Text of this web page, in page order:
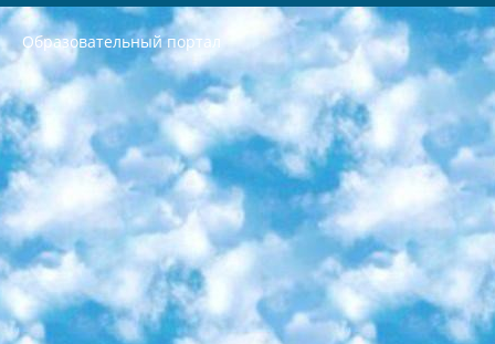
Образовательный портал
РЕСПУБЛИКА УЗБЕКИСТАН МИНИСТРЕРСТВО ДОШКОЛЬНОГО И ШКОЛЬНОГО ОБРАЗОВАНИЯ КОМАНДА в общеобразовательных учреждениях в 2023-2024 учебном году организация и проведение итоговой государственной аттестации обучающихся о Министра дошкольного и школьного образования Республики Узбекистан от 4 марта 2008 года (постановлением Минюста от 20 марта 2008 года № 1778 государственной регистрации) «Итоговое состояние учащихся общего среднего образования на основании положения об утверждении положения об аттестации общего среднего образования выпускной экзамен студентов в образовательных учреждениях в 2023-2024 учебном году В целях организации и прохождения аттестации приказываю: 1. Следующее: перечень предметов, по которым будет проводиться итоговая государственная аттестация и экзамен формы перевода согласно приложению 1; сертификаты международного образца, оценивающие уровень владения иностранными языками перечень согласно приложению 2; 2. Педагогический при специализированных образовательных учреждениях. научно-практический центр квалификации и международной оценки (Д.Давидова) 2024 г. До 25 марта: задания по предметам, по которым будет проводиться итоговая аттестация разработка и утверждение технических условий; итоговая аттестация на основании разработанного предметного задания разработка вопросов по предметам (устно и письменно), экзамен передача; общеобразовательные средние школы и специальные учебные заведения учащиеся выпускных классов школ и интернатов в агентской системе подготовка базы данных экзаменационных материалов и критериев оценки; перевод базы экзаменационных материалов на все языки обучения подать в Республиканский образовательный центр для изготовления; варианты экзаменов на основе разработанных контрольных материалов пусть будут поставлены задачи формирования. 3. Республиканский образовательный центр (Ш.Худайкулов) до 5 апреля 2024 года. до: база данных предоставленных экзаменационных материалов на все языки обучения перевод и экспертиза; для слепых, слабовидящих, глухих, слабослышащих и умственно отсталых детей учащиеся выпускных классов специализированных школ и школ-интернатов база данных экзаменационных материалов на всех преподаваемых языках подготовка критериев оценки; специализированные школы для умственно отсталых детей и технологии для учащихся выпускных классов школ-интернатов разработка соответствующих рекомендаций и критериев проведения ЕГЭ по естествознанию давать задания. 4. Педагогический при специализированных образовательных учреждениях. Научно-практический центр навыков и международной оценки (Д.Давидова), Республика образовательный центр (Худайкулов Ш.) итоговый государственный аттестационный экзамен ориентирован на творческое и логическое мышление при подготовке базы материалов учитывать введение заданий. 5. Следует отметить, что: сертификат государственного образца о знании общеобразовательного предмета и как минимум национальный уровень B1 по предметам на иностранных языках, указанным в Приложении 2. или международно признанный сертификат эквивалентного уровня студенты, изучающие определенный предмет, освобождаются от экзамена; по соответствующим предметам запланирована итоговая государственная аттестация за день до дня, путем жеребьевки Рабочей группой (в письменной форме по предметам, проводимым в форме) из числа сформированных вариантов выбрано 2 варианта; 2 выбранных варианта экзамена анонсированы на официальном сайте министерства и все выпускники по всей стране на основе этих вариантов проводит итоговую государственную аттестацию. 6. Государственное образование учащихся средних общеобразовательных учреждений. знания в соответствии с квалификационными требованиями, которые необходимо приобрести на основании стандартов итоговый (выпускной) контроль для 9 и 11 классов в целях тестирования Экзамены (далее – экзамены) состоят из предметов, перечисленных в приложении 1. будет сделано. 7. Экзамены пройдут с 26 мая по 15 июня 2024 г. (кроме науки физического воспитания). 8. Физическая для учащихся 9 классов общесредних образовательных учреждений. Экзамены по предмету «Образование, квалификация медицина» 1-6 мая 2024 года. сотрудники перевести под присмотр (с отклонениями в физическом или умственном развитии) специализированная школа для детей, школы-интернаты и со сколиозом школы-интернаты санаторного типа для больных детей исключены). 9. Он был слепым, слабовидящим и имел нарушения опорно-двигательного аппарата. экзамены в специализированных школах и интернатах для детей должны проводиться исходя из требований, предъявляемых к общеобразовательным учреждениям (физкультура кроме науки). 10. Специализированная школа для глухих и слабослышащих детей. и экзамены в интернатах и быть реализован в виде письменного теста по математике. 11. Специальность для умственно отсталых детей. Для 9 класса Родной язык и литературное письмо Государственный язык (язык обучения – узбекский). для неклассов) написано Математическое письмо Письменная/устная история Узбекистана Физическое воспитание практично Итоговый контроль Для 11 класса Написание родного языка и литературы (эссе) Математическое письмо Узбекский язык (обучение на узбекском языке) не посещающее общее среднее образование для учреждений)/Образовательное учреждение выбор письменный и устный Иностранный язык письменный/устный Письменная/устная история Узбекистана *По выбору студента:  Химия  Физика  Основы государственного права  География 10 бесплатных образовательных ресурсов - Мы составили подборку онлайн-проектов с интерактивными упражнениями, видеолекциями и статьями. Они помогут вам обрести новые и освежить старые знания бесплатно. 1. «ИНТУИТ» Старейшая образовательная площадка Рунета. Здесь вы найдёте сотни текстовых и видеокурсов на десятки различных тем — от программирования до психологии. Многие курсы подготовлены российскими университетами и крупными международными компаниями вроде Intel и Microsoft. Самостоятельное обучение бесплатное, но желающие могут оплатить услуги персональных наставников. 2. «Смартия» знакомит с актуальными профессиями и подсказывает, как им обучаться. Выбрав заинтересовавшую вас специальность — SMM-специалист, фотограф, веб-дизайнер или другую, — увидите список необходимых для неё умений. Чтобы вы могли освоить их самостоятельно, для каждого умения площадка отображает подборку ссылок на учебные материалы. Хотя «Смартия» ориентируется на русскоязычную аудиторию, часть контента всё же доступна только на английском. 3. «Лекторий Физтеха» Проект Московского физико-технического института (Физтеха). С его помощью вы можете смотреть онлайн серии лекций, записанные на видео в этом вузе. В числе доступных предметов — физика, биология, химия, информационные технологии и другие. К некоторым лекциям администрация ресурса прилагает готовые конспекты, которые можно скачивать в PDF-формате. 4. ITMOcourses Онлайн-площадка Санкт-Петербургского национального исследовательского университета информационных технологий, механики и оптики (ИТМО). Ресурс предоставляет свободный доступ к курсам, разработанным в этом вузе. Каталог материалов разбит на четыре категории: «Оптические системы и технологии», «Приборостроение и робототехника», «Информационные технологии» и «Биотехнологии». Курсы состоят из видеолекций, интерактивных демонстраций и заданий. 5. «КиберЛенинка» Электронная научная библиотека открытого доступа. Каталог площадки регулярно обрастает текстами статей из различных научных изданий. Сгруппированные по журналам и рубрикам публикации можно читать онлайн или скачивать целиком в PDF-формате. Проект нацелен на популяризацию науки за счёт открытого доступа к качественной информации. 6. «ПостНаука» На этом ресурсе публикуют подборки видеолекций, составленные экспертами из разных отраслей и объединённые общими темами. Среди них, к примеру, есть серии «Биоинформатика и геномика», «Культура средневековой Скандинавии» и Cinema Studies о теории кино. Каждая подборка лекций — логически связанная история, рассказанная экспертом от первого лица. Кроме того, на сайте появляются научно-образовательные статьи и тесты на разные темы. 7. «Newочём» Команда проекта «Newочём» отбирает самые интересные тексты из англоязычных СМИ и переводит те из них, за которые голосуют участники сообщества «ВКонтакте». По большей части это научно-популярные статьи. Редакторы придумывают лишь заголовки, в остальном содержание переводов соответствует оригиналам. Полные тексты можно читать прямо в социальной сети. 8. InternetUrok Онлайн-база материалов по основным дисциплинам школьной программы. Информация на сайте структурирована по классам, предметам и темам (урокам). Каждый урок состоит из видеолекций и конспектов. Есть также интерактивные тренажёры и тесты для закрепления пройденного материала. Даже если вы давно окончили школу, возможность повторить программу старших классов всегда может пригодиться. 9. Edutainme Ещё один ресурс об образовании. В отличие от Newtonew, как мне кажется, Edutainme больше ориентируется на представителей индустрии: педагогов, предпринимателей, разработчиков образовательных проектов. Но и любой, кто просто стремится к саморазвитию, найдёт на сайте много полезного и интересного для себя. Например, информацию о новых курсах и образовательных сервисах. 10. Newtonew Онлайн-медиа об образовании и обучении в широком смысле. Авторы Newtonew пишут об инструментах, заведениях, тактиках и стратегиях, которые помогают учить других и получать новые знания самостоятельно. На этой площадке вы найдёте новости, обзоры, аналитические мат